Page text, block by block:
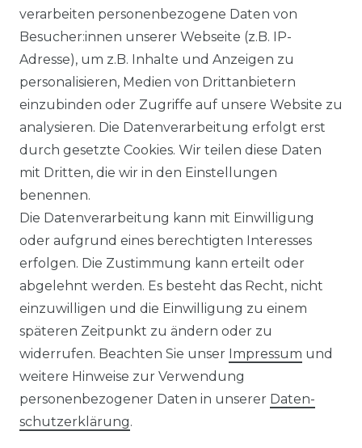
DATENSCHUTZERKLÄRUNG
WIDERRUFSRECHT
IMPRESSUM
KONTAKT
Unsere Zahlungsmöglichkeiten
Wir versenden mit
verarbeiten personenbezogene Daten von
Besucher:innen unserer Webseite (z.B. IP-
Adresse), um z.B. Inhalte und Anzeigen zu
personalisieren, Medien von Drittanbietern
einzubinden oder Zugriffe auf unsere Website zu
analysieren. Die Datenverarbeitung erfolgt erst
durch gesetzte Cookies. Wir teilen diese Daten
mit Dritten, die wir in den Einstellungen
benennen.
Die Datenverarbeitung kann mit Einwilligung
oder aufgrund eines berechtigten Interesses
erfolgen. Die Zustimmung kann erteilt oder
abgelehnt werden. Es besteht das Recht, nicht
einzuwilligen und die Einwilligung zu einem
späteren Zeitpunkt zu ändern oder zu
widerrufen. Beachten Sie unser Impressum und
weitere Hinweise zur Verwendung
personenbezogener Daten in unserer Daten­
schutz­erklärung.